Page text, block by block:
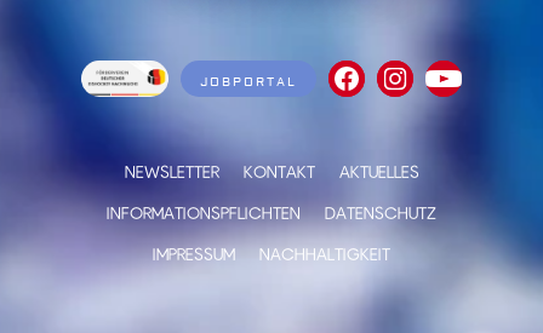
JOBPORTAL
NEWSLETTER KONTAKT
AKTUELLES
INFORMATIONSPFLICHTEN
DATENSCHUTZ
IMPRESSUM
NACHHALTIGKEIT